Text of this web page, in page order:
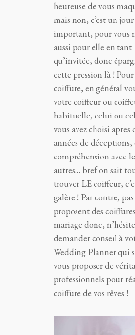
heureuse de vous
mais non, c’est un
important, pour vous
aussi pour elle en tant
qu’invitée, donc
cette pression là !
coiffure, en général
votre coiffeur ou
habituelle, celui ou
vous avez choisi apres
années de déceptions,
compréhension avec
autres… bref on sait
trouver LE coiffeur,
galère ! Par contre,
proposent des coiffures
mariage donc,
demander conseil à
Wedding Planner qui
vous proposer de
professionnels pour
coiffure de vos rêves !